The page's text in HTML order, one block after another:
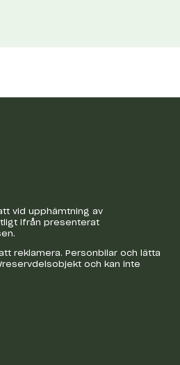
vid upphämtning av
ifrån presenterat
reklamera. Personbilar och lätta
och kan inte